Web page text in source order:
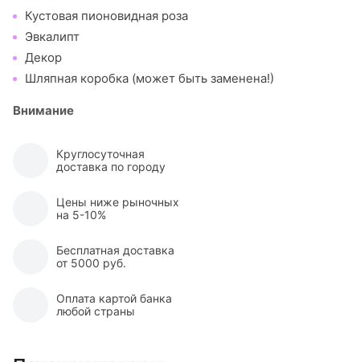
Кустовая пионовидная роза
Эвкалипт
Декор
Шляпная коробка (может быть заменена!)
Внимание
Круглосуточная
доставка по городу
Цены ниже рыночных
на 5-10%
Бесплатная доставка
от 5000 руб.
Оплата картой банка
любой страны